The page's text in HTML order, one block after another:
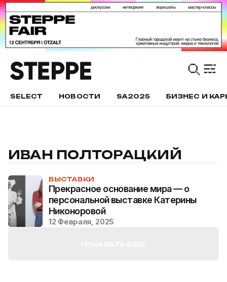
SELECT НОВОСТИ SA2025 БИЗНЕС И
ИВАН ПОЛТОРАЦКИЙ
ВЫСТАВКИ
Прекрасное основание мира — о
персональной выставке Катерины
Никоноровой
12 Февраля, 2025